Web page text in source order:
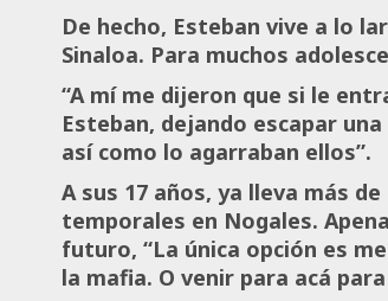
De hecho, Esteban vive a lo
Sinaloa. Para muchos
“A mí me dijeron que si le
Esteban, dejando escapar
así como lo agarraban ellos”.
A sus 17 años, ya lleva más
temporales en Nogales.
futuro, “La única opción es
la mafia. O venir para acá